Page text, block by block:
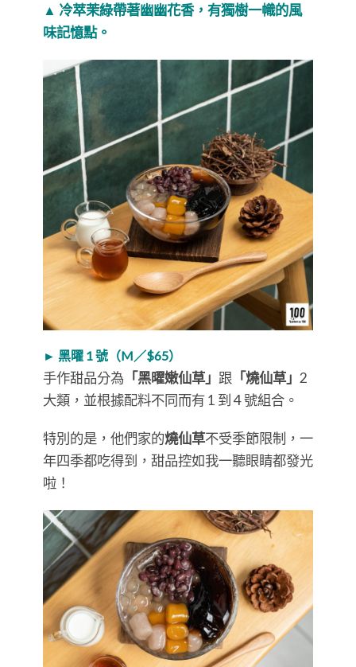
▲ 冷萃茉綠帶著幽幽花香，有獨樹一幟的風
味記憶點。
► 黑曜 1 號（M／$65）
手作甜品分為 「黑曜嫩仙草」 跟 「燒仙草」 2
大類，並根據配料不同而有 1 到 4 號組合。
特別的是，他們家的燒仙草不受季節限制，一
年四季都吃得到，甜品控如我一聽眼睛都發光
啦！